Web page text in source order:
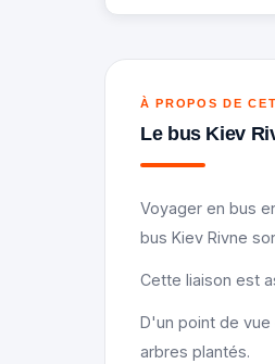
À PROPOS DE
Le bus Kiev
Voyager en bus
bus Kiev Rivne
Cette liaison est
D'un point de
arbres plantés.